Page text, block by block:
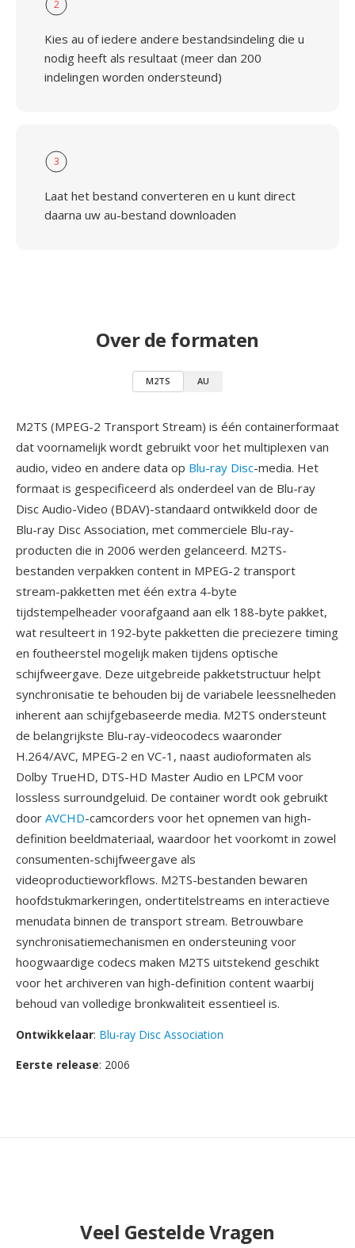
2
Kies au of iedere andere bestandsindeling die u
nodig heeft als resultaat (meer dan 200
indelingen worden ondersteund)
3
Laat het bestand converteren en u kunt direct
daarna uw au-bestand downloaden
Over de formaten
M2TS AU
M2TS (MPEG-2 Transport Stream) is één containerformaat
dat voornamelijk wordt gebruikt voor het multiplexen van
audio, video en andere data op Blu-ray Disc-media. Het
formaat is gespecificeerd als onderdeel van de Blu-ray
Disc Audio-Video (BDAV)-standaard ontwikkeld door de
Blu-ray Disc Association, met commerciele Blu-ray-
producten die in 2006 werden gelanceerd. M2TS-
bestanden verpakken content in MPEG-2 transport
stream-pakketten met één extra 4-byte
tijdstempelheader voorafgaand aan elk 188-byte pakket,
wat resulteert in 192-byte pakketten die preciezere timing
en foutheerstel mogelijk maken tijdens optische
schijfweergave. Deze uitgebreide pakketstructuur helpt
synchronisatie te behouden bij de variabele leessnelheden
inherent aan schijfgebaseerde media. M2TS ondersteunt
de belangrijkste Blu-ray-videocodecs waaronder
H.264/AVC, MPEG-2 en VC-1, naast audioformaten als
Dolby TrueHD, DTS-HD Master Audio en LPCM voor
lossless surroundgeluid. De container wordt ook gebruikt
door AVCHD-camcorders voor het opnemen van high-
definition beeldmateriaal, waardoor het voorkomt in zowel
consumenten-schijfweergave als
videoproductieworkflows. M2TS-bestanden bewaren
hoofdstukmarkeringen, ondertitelstreams en interactieve
menudata binnen de transport stream. Betrouwbare
synchronisatiemechanismen en ondersteuning voor
hoogwaardige codecs maken M2TS uitstekend geschikt
voor het archiveren van high-definition content waarbij
behoud van volledige bronkwaliteit essentieel is.
Ontwikkelaar: Blu-ray Disc Association
Eerste release: 2006
Veel Gestelde Vragen